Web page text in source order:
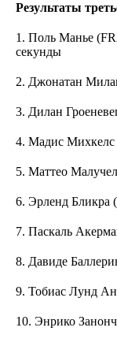
Результаты
1. Поль Манье
секунды
2. Джонатан
3. Дилан
4. Мадис Михкелс
5. Маттео
6. Эрленд
7. Паскаль
8. Давиде
9. Тобиас Лунд
10. Энрико